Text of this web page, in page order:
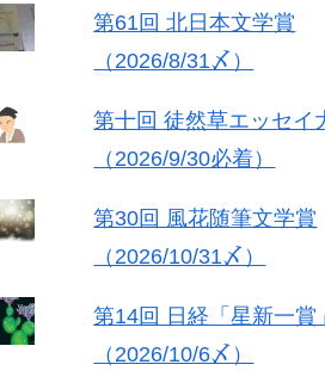
第61回 北日本文学賞
（2026/8/31〆）
第十回 徒然草エッセイ
（2026/9/30必着）
第30回 風花随筆文学賞
（2026/10/31〆）
第14回 日経「星新一賞
（2026/10/6〆）